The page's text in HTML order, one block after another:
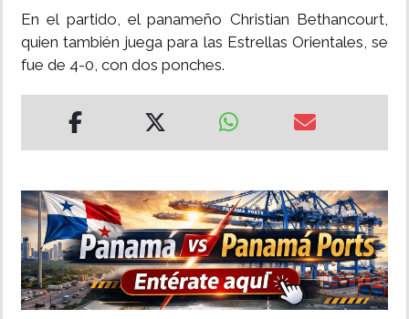
En el partido, el panameño Christian Bethancourt,
quien también juega para las Estrellas Orientales, se
fue de 4-0, con dos ponches.